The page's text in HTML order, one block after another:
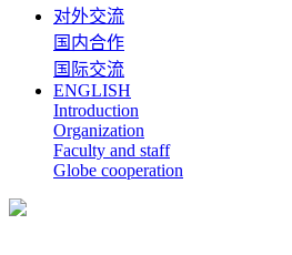
对外交流
国内合作
国际交流
ENGLISH
Introduction
Organization
Faculty and staff
Globe cooperation